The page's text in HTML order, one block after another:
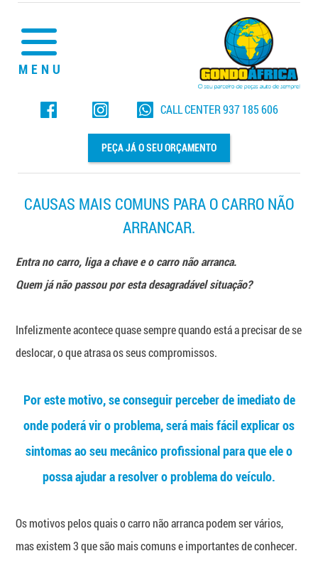
MENU
PEÇA JÁ O SEU ORÇAMENTO
CALL CENTER937 185 606
CAUSAS MAIS COMUNS PARA O CARRO NÃO
ARRANCAR.
Entra no carro, liga a chave e o carro não arranca.
Quem já não passou por esta desagradável situação?
Infelizmente acontece quase sempre quando está a precisar de se
deslocar, o que atrasa os seus compromissos.
Por este motivo,se conseguir perceber de imediato de
onde poderá vir o problema, será mais fácil explicar os
sintomas ao seu mecânico profissional para que ele o
possa ajudar a resolver o problema do veículo.
Os motivos pelos quais o carro não arranca podem ser vários,
mas existem 3 que são mais comuns e importantes de conhecer.